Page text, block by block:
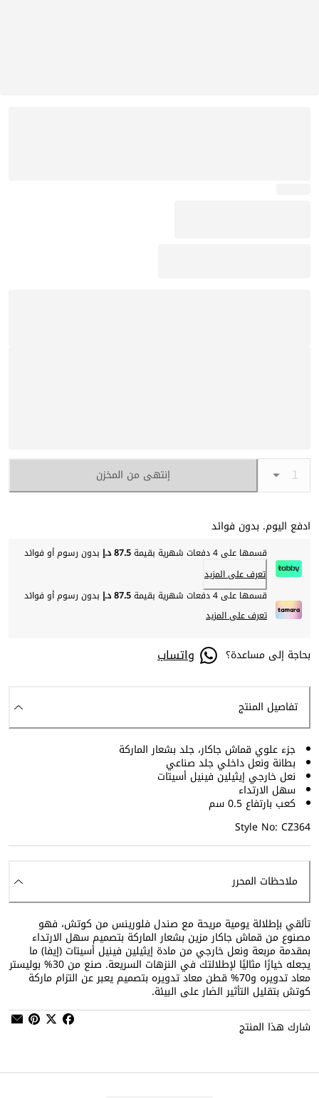
إنتهى من المخزن
ادفع اليوم. بدون فوائد
قسمها على 4 دفعات شهرية بقيمة 87.5 د.إ
بدون رسوم أو فوائد
تعرف على المزيد
قسمها على 4 دفعات شهرية بقيمة
87.5 د.إ
بدون رسوم أو فوائد
تعرف على المزيد
بحاجة إلى مساعدة؟ واتساب
تفاصيل المنتج
جزء علوي قماش جاكار، جلد بشعار الماركة
بطانة ونعل داخلي جلد صناعي
نعل خارجي إيثيلين فينيل أسيتات
سهل الارتداء
كعب بارتفاع 0.5 سم
Style No: CZ364
ملاحظات المحرر
تألقي بإطلالة يومية مريحة مع صندل فلورينس من كوتش، فهو
مصنوع من قماش جاكار مزين بشعار الماركة بتصميم سهل الارتداء
بمقدمة مربعة ونعل خارجي من مادة إيثيلين فينيل أسيتات (إيفا) ما
يجعله خيارًا مثاليًا لإطلالتك في النزهات السريعة. صنع من 30‏‏‏% بوليستر
معاد تدويره و70‏‏‏% قطن معاد تدويره بتصميم يعبر عن التزام ماركة
كوتش بتقليل التأثير الضار على البيئة.
شارك هذا المنتج